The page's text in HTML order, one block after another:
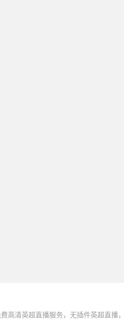
高清英超直播服务，无插件英超直播